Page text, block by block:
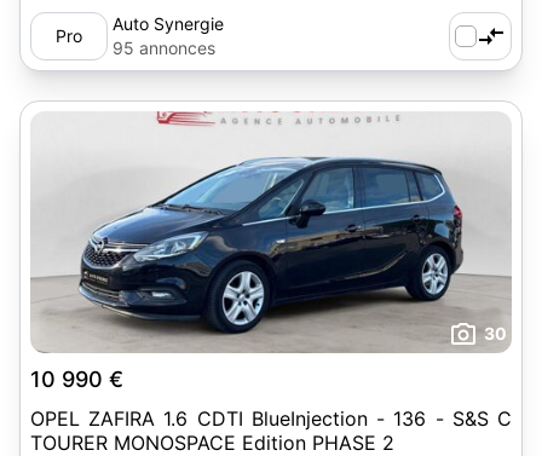
Pro
Auto Synergie
95 annonces
30
10 990 €
OPEL ZAFIRA 1.6 CDTI BlueInjection - 136 - S&S C
TOURER MONOSPACE Edition PHASE 2